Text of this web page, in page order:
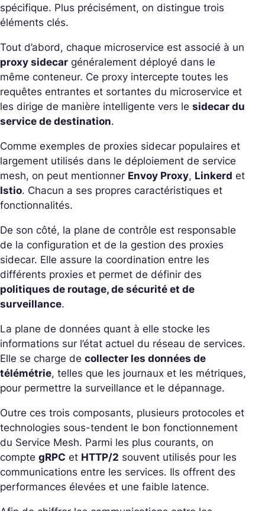
spécifique. Plus précisément, on distingue trois
éléments clés.
Tout d’abord, chaque microservice est associé à un
proxy sidecar généralement déployé dans le
même conteneur. Ce proxy intercepte toutes les
requêtes entrantes et sortantes du microservice et
les dirige de manière intelligente vers le sidecar du
service de destination.
Comme exemples de proxies sidecar populaires et
largement utilisés dans le déploiement de service
mesh, on peut mentionner Envoy Proxy, Linkerd et
Istio. Chacun a ses propres caractéristiques et
fonctionnalités.
De son côté, la plane de contrôle est responsable
de la configuration et de la gestion des proxies
sidecar. Elle assure la coordination entre les
différents proxies et permet de définir des
politiques de routage, de sécurité et de
surveillance.
La plane de données quant à elle stocke les
informations sur l’état actuel du réseau de services.
Elle se charge de collecter les données de
télémétrie, telles que les journaux et les métriques,
pour permettre la surveillance et le dépannage.
Outre ces trois composants, plusieurs protocoles et
technologies sous-tendent le bon fonctionnement
du Service Mesh. Parmi les plus courants, on
compte gRPC et HTTP/2 souvent utilisés pour les
communications entre les services. Ils offrent des
performances élevées et une faible latence.